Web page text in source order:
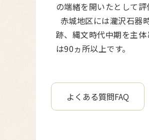
の端緒を開いたとして
赤城地区には瀧沢石器
跡、縄文時代中期を主
は90ヵ所以上です。
よくある質問FAQ